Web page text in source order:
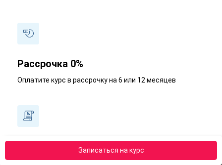
Записаться на курс
Рассрочка 0%
Оплатите курс в рассрочку на 6 или 12 месяцев
Получите налоговый вычет - 13%
Наши менеджеры подробно расскажут, как получить